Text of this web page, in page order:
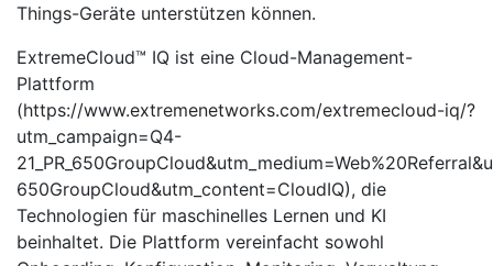
Things-Geräte unterstützen können.
ExtremeCloud™ IQ ist eine Cloud-Management-
Plattform
(https://www.extremenetworks.com/extremecloud-iq/?
utm_campaign=Q4-
650GroupCloud&utm_content=CloudIQ), die
Technologien für maschinelles Lernen und KI
beinhaltet. Die Plattform vereinfacht sowohl